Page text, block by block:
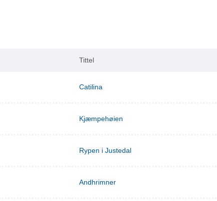
Tittel
Catilina
Kjæmpehøien
Rypen i Justedal
Andhrimner